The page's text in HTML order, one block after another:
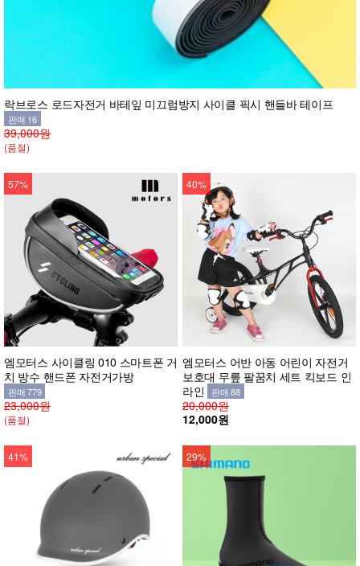
락브로스 로드자전거 바테잎 미끄럼방지 사이클 픽시 핸들바 테이프
판매 16
39,000원
(품절)
57%
엠모터스 사이클링 010 스마트폰 거
치 방수 핸드폰 자전거가방
판매 779
23,000원
(품절)
40%
엠모터스 어반 아동 어린이 자전거
보호대 무릎 팔꿈치 세트 킥보드 인
라인
판매 88
20,000원
12,000원
41% 29%